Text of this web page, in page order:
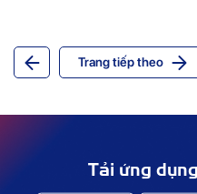
Trang tiếp theo
Tải ứng